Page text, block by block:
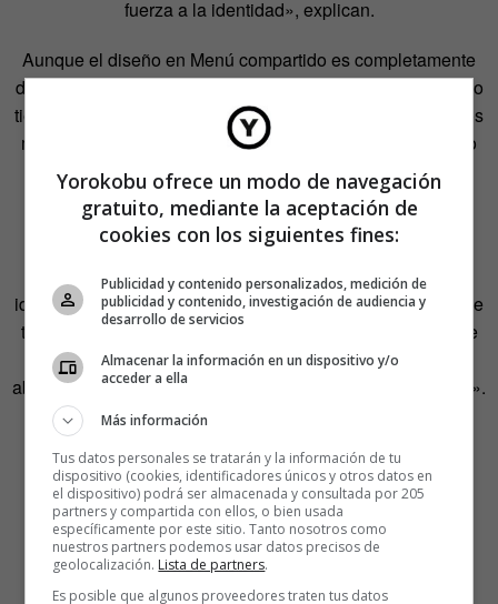
fuerza a la identidad», explican.
Aunque el diseño en Menú compartido es completamente
digital, a base de vectores y estampación digital, el proceso
tiene mucho de artesanal. «Al recibir las telas nos ponemos
manos a la obra a cortar, coser, rellenar y empaquetar uno
por uno. Lo mismo en los artículos de papelería: nos
encargamos de encuadernar y preparar cada una de las
libretas», detallan.
De la belleza de la vejez, Menú compartido ha hecho su
identidad de marca. Sus creadoras cuentan con orgullo que
todos aquellos que se hacen con una de estas abuelas se
llevan una parte de ellas mismas, que «no es sólo una
abuelita entrañable con cara de que va al casino en Miami».
Yorokobu ofrece un modo de navegación
gratuito, mediante la aceptación de
cookies con los siguientes fines:
Publicidad y contenido personalizados, medición de
publicidad y contenido, investigación de audiencia y
desarrollo de servicios
Almacenar la información en un dispositivo y/o
acceder a ella
Más información
Tus datos personales se tratarán y la información de tu
dispositivo (cookies, identificadores únicos y otros datos en
el dispositivo) podrá ser almacenada y consultada por 205
partners y compartida con ellos, o bien usada
específicamente por este sitio. Tanto nosotros como
nuestros partners podemos usar datos precisos de
geolocalización. Lista de partners.
Es posible que algunos proveedores traten tus datos